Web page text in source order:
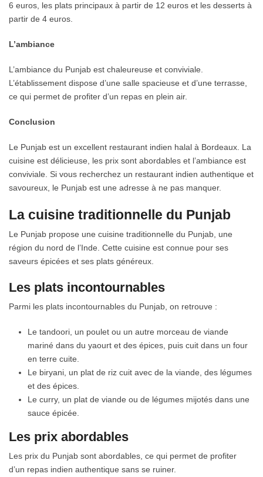
6 euros, les plats principaux à partir de 12 euros et les desserts à
partir de 4 euros.
L’ambiance
L’ambiance du Punjab est chaleureuse et conviviale.
L’établissement dispose d’une salle spacieuse et d’une terrasse,
ce qui permet de profiter d’un repas en plein air.
Conclusion
Le Punjab est un excellent restaurant indien halal à Bordeaux. La
cuisine est délicieuse, les prix sont abordables et l’ambiance est
conviviale. Si vous recherchez un restaurant indien authentique et
savoureux, le Punjab est une adresse à ne pas manquer.
La cuisine traditionnelle du Punjab
Le Punjab propose une cuisine traditionnelle du Punjab, une
région du nord de l’Inde. Cette cuisine est connue pour ses
saveurs épicées et ses plats généreux.
Les plats incontournables
Parmi les plats incontournables du Punjab, on retrouve :
Le tandoori, un poulet ou un autre morceau de viande
mariné dans du yaourt et des épices, puis cuit dans un four
en terre cuite.
Le biryani, un plat de riz cuit avec de la viande, des légumes
et des épices.
Le curry, un plat de viande ou de légumes mijotés dans une
sauce épicée.
Les prix abordables
Les prix du Punjab sont abordables, ce qui permet de profiter
d’un repas indien authentique sans se ruiner.